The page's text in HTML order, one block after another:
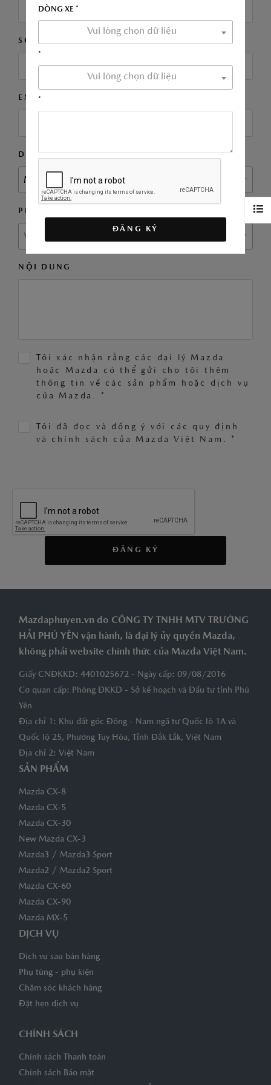
SỐ ĐIỆN THOẠI *
EMAIL
DÒNG XE *
MAZDA3 SPORT
PHIÊN BẢN
Vui lòng chọn dữ liệu
NỘI DUNG
Tôi xác nhận rằng các đại lý Mazda
hoặc Mazda có thể gửi cho tôi thêm
thông tin về các sản phẩm hoặc dịch vụ
của Mazda. *
Tôi đã đọc và đồng ý với các quy định
và chính sách của Mazda Việt Nam. *
ĐĂNG KÝ
Mazdaphuyen.vn do CÔNG TY TNHH MTV TRƯỜNG
HẢI PHÚ YÊN vận hành, là đại lý ủy quyền Mazda,
không phải website chính thức của Mazda Việt Nam.
Giấy CNĐKKD: 4401025672 - Ngày cấp: 09/08/2016
Cơ quan cấp: Phòng ĐKKD - Sở kế hoạch và Đầu tư tỉnh Phú
Yên
Địa chỉ 1: Khu đất góc Đông - Nam ngã tư Quốc lộ 1A và
Quốc lộ 25, Phường Tuy Hòa, Tỉnh Đắk Lắk, Việt Nam
Địa chỉ 2: Việt Nam
SẢN PHẨM
Mazda CX-8
Mazda CX-5
Mazda CX-30
New Mazda CX-3
Mazda3 / Mazda3 Sport
Mazda2 / Mazda2 Sport
Mazda CX-60
Mazda CX-90
Mazda MX-5
DỊCH VỤ
Dịch vụ sau bán hàng
Phụ tùng - phụ kiện
Chăm sóc khách hàng
Đặt hẹn dịch vụ
CHÍNH SÁCH
Chính sách Thanh toán
Chính sách Bảo mật
DÒNG XE *
Vui lòng chọn dữ liệu
*
Vui lòng chọn dữ liệu
*
ĐĂNG KÝ